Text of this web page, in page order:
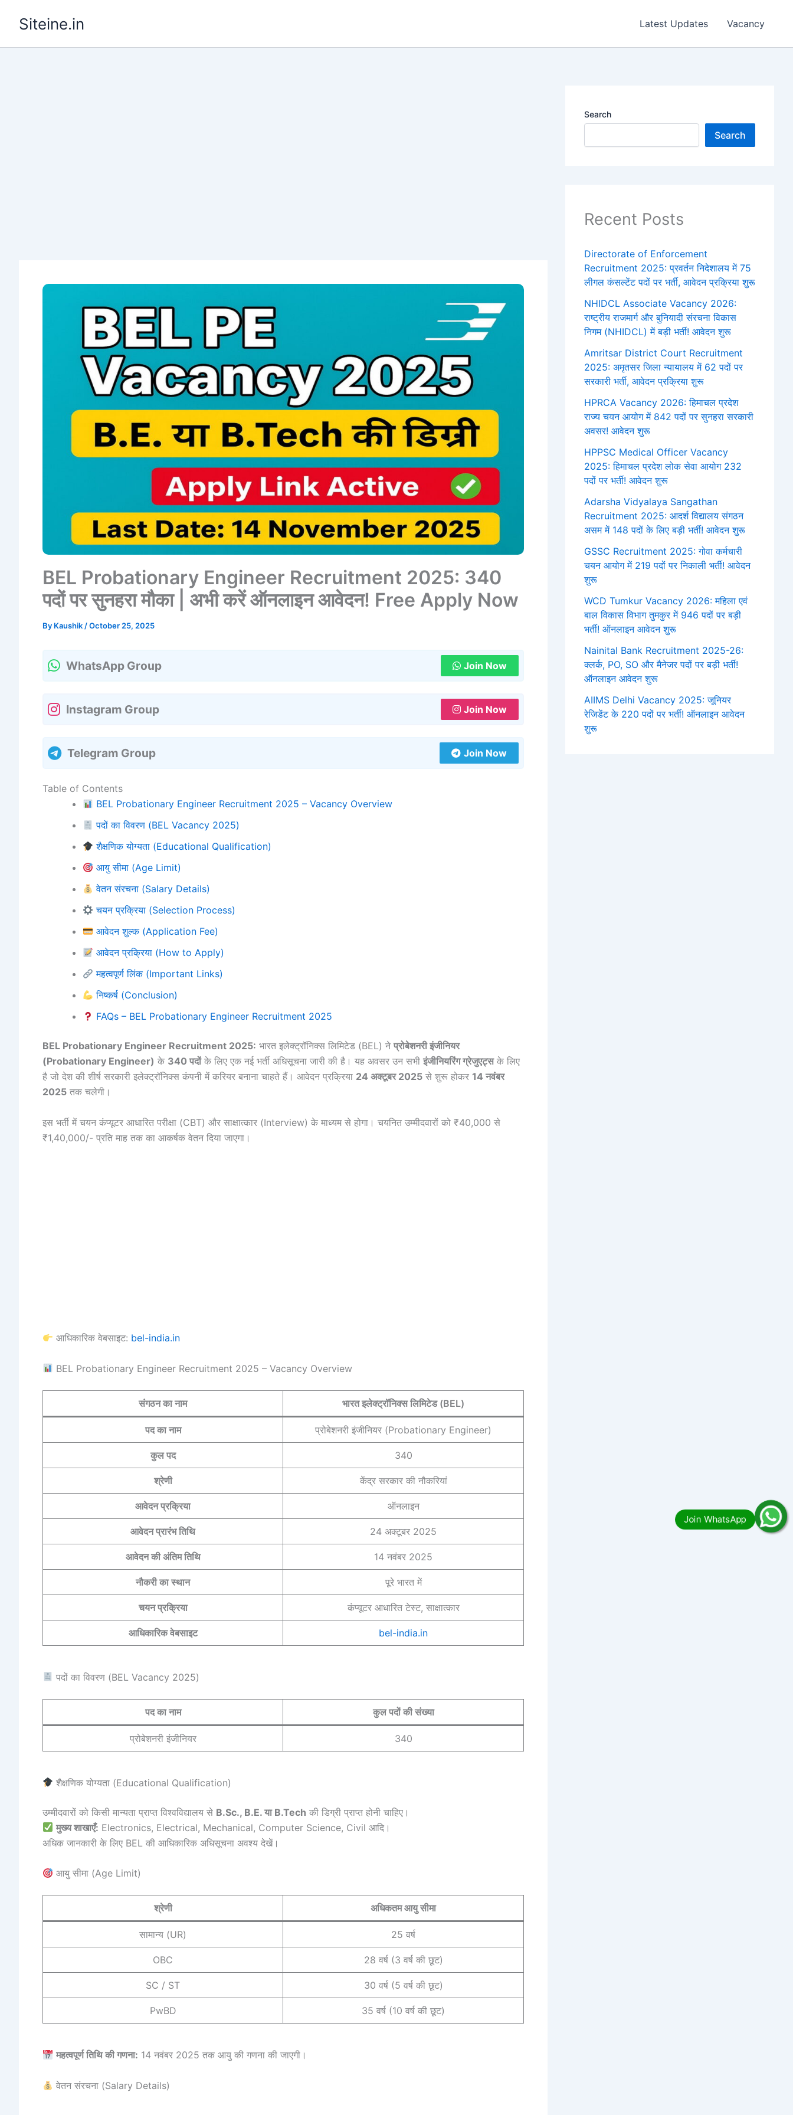
Siteine.in Latest Updates Vacancy
BEL Probationary Engineer Recruitment 2025: 340
पदों पर सुनहरा मौका | अभी करें ऑनलाइन आवेदन! Free Apply Now
By Kaushik /October 25, 2025
WhatsApp Group Join Now
Instagram Group Join Now
Telegram Group Join Now
Table of Contents
BEL Probationary Engineer Recruitment 2025 – Vacancy Overview
पदों का विवरण (BEL Vacancy 2025)
शैक्षणिक योग्यता (Educational Qualification)
आयु सीमा (Age Limit)
वेतन संरचना (Salary Details)
चयन प्रक्रिया (Selection Process)
आवेदन शुल्क (Application Fee)
आवेदन प्रक्रिया (How to Apply)
महत्वपूर्ण लिंक (Important Links)
निष्कर्ष (Conclusion)
FAQs – BEL Probationary Engineer Recruitment 2025
BEL Probationary Engineer Recruitment 2025: भारत इलेक्ट्रॉनिक्स लिमिटेड (BEL) ने प्रोबेशनरी इंजीनियर
(Probationary Engineer) के 340 पदोंके लिए एक नई भर्ती अधिसूचना जारी की है। यह अवसर उन सभी इंजीनियरिंग ग्रेजुएट्सके लिए
है जो देश की शीर्ष सरकारी इलेक्ट्रॉनिक्स कंपनी में करियर बनाना चाहते हैं। आवेदन प्रक्रिया 24 अक्टूबर 2025 से शुरू होकर 14 नवंबर
2025 तक चलेगी।
इस भर्ती में चयन कंप्यूटर आधारित परीक्षा (CBT) और साक्षात्कार (Interview) के माध्यम से होगा। चयनित उम्मीदवारों को ₹40,000 से
₹1,40,000/- प्रति माह तक का आकर्षक वेतन दिया जाएगा।
आधिकारिक वेबसाइट: bel-india.in
BEL Probationary Engineer Recruitment 2025 – Vacancy Overview
संगठन का नाम भारत इलेक्ट्रॉनिक्स लिमिटेड (BEL)
पद का नाम प्रोबेशनरी इंजीनियर (Probationary Engineer)
कुल पद 340
श्रेणी केंद्र सरकार की नौकरियां
आवेदन प्रक्रिया ऑनलाइन
आवेदन प्रारंभ तिथि 24 अक्टूबर 2025
आवेदन की अंतिम तिथि 14 नवंबर 2025
नौकरी का स्थान पूरे भारत में
चयन प्रक्रिया कंप्यूटर आधारित टेस्ट, साक्षात्कार
आधिकारिक वेबसाइट bel-india.in
पदों का विवरण (BEL Vacancy 2025)
पद का नाम कुल पदों की संख्या
प्रोबेशनरी इंजीनियर 340
शैक्षणिक योग्यता (Educational Qualification)
उम्मीदवारों को किसी मान्यता प्राप्त विश्वविद्यालय से B.Sc., B.E. या B.Tech की डिग्री प्राप्त होनी चाहिए।
मुख्य शाखाएँ: Electronics, Electrical, Mechanical, Computer Science, Civil आदि।
अधिक जानकारी के लिए BEL की आधिकारिक अधिसूचना अवश्य देखें।
आयु सीमा (Age Limit)
श्रेणी अधिकतम आयु सीमा
सामान्य (UR) 25 वर्ष
OBC 28 वर्ष (3 वर्ष की छूट)
SC / ST 30 वर्ष (5 वर्ष की छूट)
PwBD 35 वर्ष (10 वर्ष की छूट)
महत्वपूर्ण तिथि की गणना: 14 नवंबर 2025 तक आयु की गणना की जाएगी।
वेतन संरचना (Salary Details)
Search
Search
Recent Posts
Directorate of Enforcement
Recruitment 2025: प्रवर्तन निदेशालय में 75
लीगल कंसल्टेंट पदों पर भर्ती, आवेदन प्रक्रिया शुरू
NHIDCL Associate Vacancy 2026:
राष्ट्रीय राजमार्ग और बुनियादी संरचना विकास
निगम (NHIDCL) में बड़ी भर्ती! आवेदन शुरू
Amritsar District Court Recruitment
2025: अमृतसर जिला न्यायालय में 62 पदों पर
सरकारी भर्ती, आवेदन प्रक्रिया शुरू
HPRCA Vacancy 2026: हिमाचल प्रदेश
राज्य चयन आयोग में 842 पदों पर सुनहरा सरकारी
अवसर! आवेदन शुरू
HPPSC Medical Officer Vacancy
2025: हिमाचल प्रदेश लोक सेवा आयोग 232
पदों पर भर्ती! आवेदन शुरू
Adarsha Vidyalaya Sangathan
Recruitment 2025: आदर्श विद्यालय संगठन
असम में 148 पदों के लिए बड़ी भर्ती! आवेदन शुरू
GSSC Recruitment 2025: गोवा कर्मचारी
चयन आयोग में 219 पदों पर निकाली भर्ती! आवेदन
शुरू
WCD Tumkur Vacancy 2026: महिला एवं
बाल विकास विभाग तुमकुर में 946 पदों पर बड़ी
भर्ती! ऑनलाइन आवेदन शुरू
Nainital Bank Recruitment 2025-26:
क्लर्क, PO, SO और मैनेजर पदों पर बड़ी भर्ती!
ऑनलाइन आवेदन शुरू
AIIMS Delhi Vacancy 2025: जूनियर
रेजिडेंट के 220 पदों पर भर्ती! ऑनलाइन आवेदन
शुरू